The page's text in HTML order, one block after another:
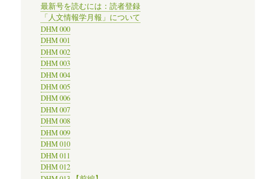
最新号を読むには：読者登録
「人文情報学月報」について
DHM 000
DHM 001
DHM 002
DHM 003
DHM 004
DHM 005
DHM 006
DHM 007
DHM 008
DHM 009
DHM 010
DHM 011
DHM 012